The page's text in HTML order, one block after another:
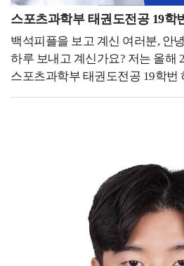
경험을 살려, 단순한 청소업이 아
신뢰감을 줄 수 있도록 브랜드 로고
마케팅 전략까지 직접 기획하고
고객과의 신뢰 형성, 차별화된 서
집중하며 하나의 브랜드로 성장시
있습니다. - 후배들에게 하고 싶은
중요하지만, 학생 때 할 수 있는 것
어땠을까 하는 생각도 드는 것 같
사라지지 않기 때문에, 어떻게 활
결정해야 할 것입니다. 여러분이
당장은 특정 분야에만 적용될 것
시간이 지나면 예상치 못한 곳에
스포츠과학부 태권도전공 19학
백석피플을 보고 계신 여러분, 안
하루 보내고 계신가요? 저는 올해
스포츠과학부 태권도전공 19학번
기회를 통해 같은 학교에서의 추
잠시 일을 하고 있고, 내년 9월 영
Loughborough University에 스포츠
석사과정으로 입학할 예정입니다.
친구들과 함께 대한체육회 스포츠
(스마터즈) 활동을 하면서 이 분야
스포츠 협회(기관)들의 인식 및 경